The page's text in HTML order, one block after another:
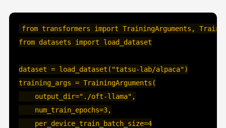
from transformers import TrainingArguments,
from datasets import load_dataset
dataset = load_dataset("tatsu-lab/alpaca")
training_args = TrainingArguments(
    output_dir="./oft-llama",
    num_train_epochs=3,
    per_device_train_batch_size=4